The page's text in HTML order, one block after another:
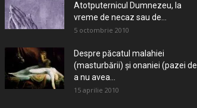
Atotputernicul Dumnezeu, la
vreme de necaz sau de...
5 octombrie 2010
Despre păcatul malahiei
(masturbării) şi onaniei (pazei de
a nu avea...
15 aprilie 2010